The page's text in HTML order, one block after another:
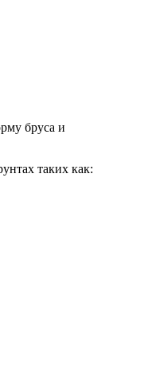
бруса и
таких как: